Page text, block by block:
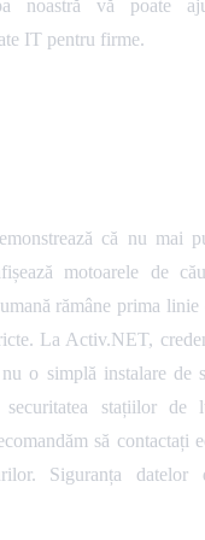
noastră vă poate
IT pentru firme.
că nu mai
motoarele de
rămâne prima linie
La Activ.NET,
o simplă instalare de
stațiilor de
să contactați
Siguranța datelor